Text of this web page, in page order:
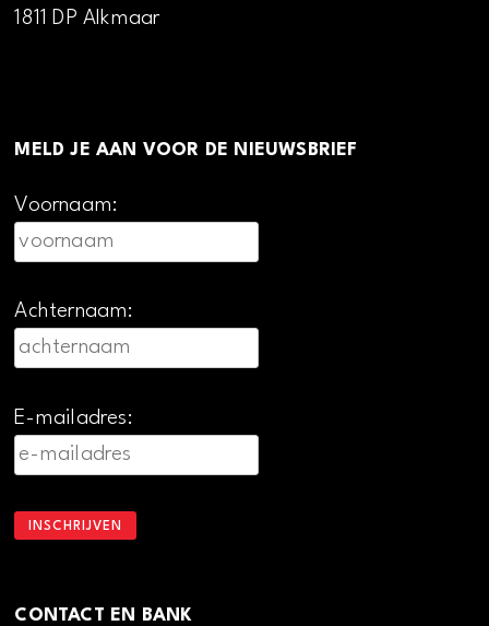
1811 DP Alkmaar
MELD JE AAN VOOR DE NIEUWSBRIEF
Voornaam:
Achternaam:
E-mailadres:
CONTACT EN BANK